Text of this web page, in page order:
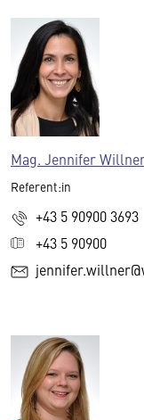
Mag. Jennifer
Referent:in
+43 5 90900 3693
+43 5 90900